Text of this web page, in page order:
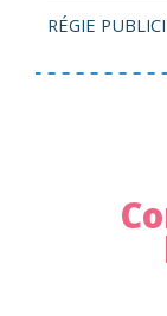
RÉGIE